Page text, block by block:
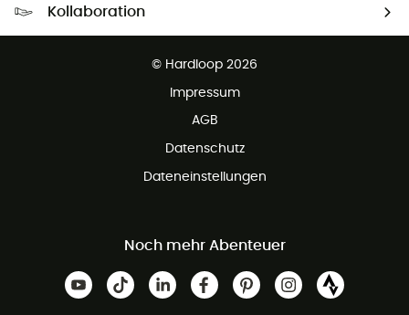
Kollaboration
© Hardloop 2026
Impressum
AGB
Datenschutz
Dateneinstellungen
Noch mehr Abenteuer